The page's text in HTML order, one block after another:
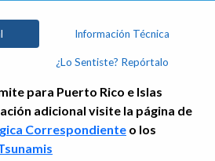
Información Técnica
¿Lo Sentiste? Repórtalo
para Puerto Rico e Islas
adicional visite la página de
Correspondiente o los